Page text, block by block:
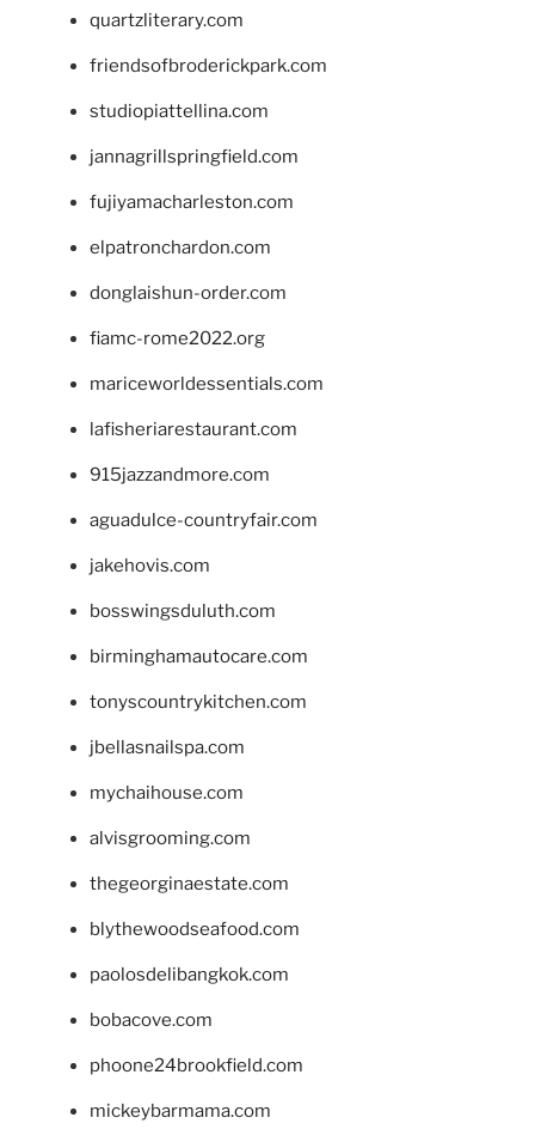
quartzliterary.com
friendsofbroderickpark.com
studiopiattellina.com
jannagrillspringfield.com
fujiyamacharleston.com
elpatronchardon.com
donglaishun-order.com
fiamc-rome2022.org
mariceworldessentials.com
lafisheriarestaurant.com
915jazzandmore.com
aguadulce-countryfair.com
jakehovis.com
bosswingsduluth.com
birminghamautocare.com
tonyscountrykitchen.com
jbellasnailspa.com
mychaihouse.com
alvisgrooming.com
thegeorginaestate.com
blythewoodseafood.com
paolosdelibangkok.com
bobacove.com
phoone24brookfield.com
mickeybarmama.com